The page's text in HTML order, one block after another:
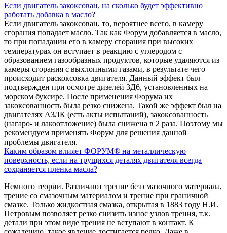
Если двигатель закоксован, на сколько будет эффективно
работать добавка в масло?
Если двигатель закоксован, то, вероятнее всего, в камеру
сгорания попадает масло. Так как Форум добавляется в масло,
то при попадании его в камеру сгорания при высоких
температурах он вступает в реакцию с углеродом с
образованием газообразных продуктов, которые удаляются из
камеры сгорания с выхлопными газами, в результате чего
происходит раскоксовка двигателя. Данный эффект был
подтвержден при осмотре дизелей 3Д6, установленных на
морском буксире. После применения Форума их
закоксованность была резко снижена. Такой же эффект был на
двигателях АЗЛК (есть акты испытаний), закоксованность
(нагаро- и лакоотложение) была снижена в 2 раза. Поэтому мы
рекомендуем применять Форум для решения данной
проблемы двигателя.
Каким образом влияет ФОРУМ® на металлическую
поверхность, если на трущихся деталях двигателя всегда
сохраняется пленка масла?
Немного теории. Различают трение без смазочного материала,
трение со смазочным материалом и трение при граничной
смазке. Только жидкостная смазка, открытая в 1883 году Н.И.
Петровым позволяет резко снизить износ узлов трения, т.к.
детали при этом виде трения не вступают в контакт. К